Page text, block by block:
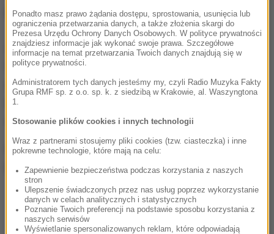
projekt pierścieni zostały zwolnione z WZL-2.
Zdaniem portalu morale w bazach lotniczych jest
fatalne. Piloci myśliwców chcą odchodzić na
samoloty transportowe lub do cywila. Z floty 95
maszyn w miniony weekend w powietrze było w
stanie wznieść się zaledwie kilka.
Śledztwo w sprawie wadliwych pierścieni prowadzi
Prokuratura Okręgowa w Warszawie.
Ponadto masz prawo żądania dostępu, sprostowania, usunięcia lub
ograniczenia przetwarzania danych, a także złożenia skargi do
Prezesa Urzędu Ochrony Danych Osobowych. W polityce prywatności
znajdziesz informacje jak wykonać swoje prawa. Szczegółowe
informacje na temat przetwarzania Twoich danych znajdują się w
polityce prywatności.
Administratorem tych danych jesteśmy my, czyli Radio Muzyka Fakty
Grupa RMF sp. z o.o. sp. k. z siedzibą w Krakowie, al. Waszyngtona
1.
Stosowanie plików cookies i innych technologii
Wraz z partnerami stosujemy pliki cookies (tzw. ciasteczka) i inne
pokrewne technologie, które mają na celu:
Zapewnienie bezpieczeństwa podczas korzystania z naszych
stron
Ulepszenie świadczonych przez nas usług poprzez wykorzystanie
danych w celach analitycznych i statystycznych
Poznanie Twoich preferencji na podstawie sposobu korzystania z
naszych serwisów
Wyświetlanie spersonalizowanych reklam, które odpowiadają